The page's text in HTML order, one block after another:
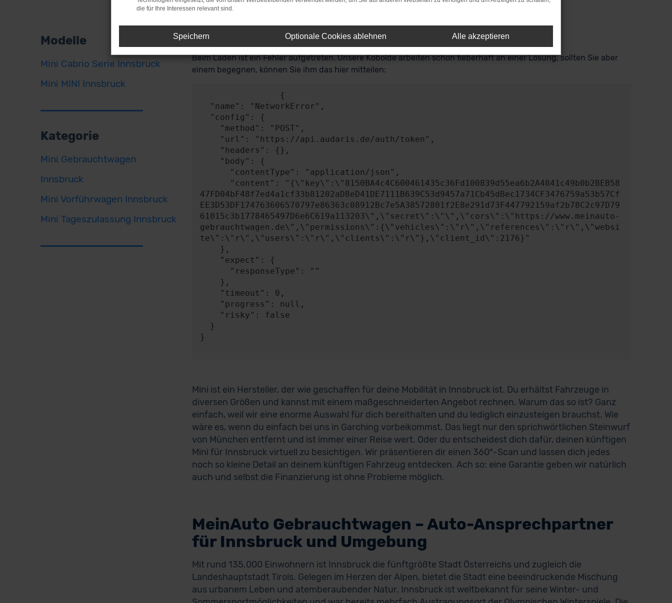
Modelle
Mini Cabrio Serie Innsbruck
Mini MINI Innsbruck
Kategorie
Mini Gebrauchtwagen
Innsbruck
Mini Vorführwagen Innsbruck
Mini Tageszulassung Innsbruck
Fehler: Network Error
Beim Laden ist ein Fehler aufgetreten. Unsere Kobolde arbeiten schon fieberhaft an einer Lösung, sollten Sie aber
einem begegnen, können Sie ihm das hier mitteilen:
47FD04bF48f7ed4a1cf33b81202aD8eD41DE7111B639C53d9457a71Cb45dBec1734CF3476759a53b57Cf
EE3D53DF174763606570797e86363c08912Bc7e5A38572801f2E8e291d73F447792159af2b78C2c97D79
61015c3b1778465497D6e6C619a113203\",\"secret\":\"\",\"cors\":\"https://www.meinauto-
gebrauchtwagen.de\",\"permissions\":{\"vehicles\":\"r\",\"references\":\"r\",\"websi
te\":\"r\",\"users\":\"r\",\"clients\":\"r\"},\"client_id\":2176}"
}
Mini ist ein Hersteller, der wie geschaffen für deine Mobilität in Innsbruck ist. Du erhältst Fahrzeuge in
diversen Größen und kannst mit einem maßgeschneiderten Angebot rechnen. Warum das so ist? Ganz
einfach, weil wir eine enorme Auswahl für dich bereithalten und du lediglich einzusteigen brauchst. Wie
wäre es, wenn du einfach bei uns in Garching vorbeikommst. Das liegt nur den sprichwörtlichen Steinwurf
von München entfernt und ist immer einer Reise wert. Oder du entscheidest dich dafür, deinen künftigen
Mini für Innsbruck virtuell zu besichtigen. Wir präsentieren dir einen 360°-Scan und lassen dich jedes
noch so kleine Detail an deinem künftigen Fahrzeug entdecken. Ach so: eine Garantie geben wir natürlich
auch und selbst die Finanzierung ist ohne Probleme möglich.
MeinAuto Gebrauchtwagen – Auto-Ansprechpartner
für Innsbruck und Umgebung
Mit rund 135.000 Einwohnern ist Innsbruck die fünftgrößte Stadt Österreichs und zugleich die
Landeshauptstadt Tirols. Gelegen im Herzen der Alpen, bietet die Stadt eine beeindruckende Mischung
aus urbanem Leben und atemberaubender Natur. Innsbruck ist weltbekannt für seine Winter- und
die für Ihre Interessen relevant sind.
Speichern Optionale Cookies ablehnen Alle akzeptieren